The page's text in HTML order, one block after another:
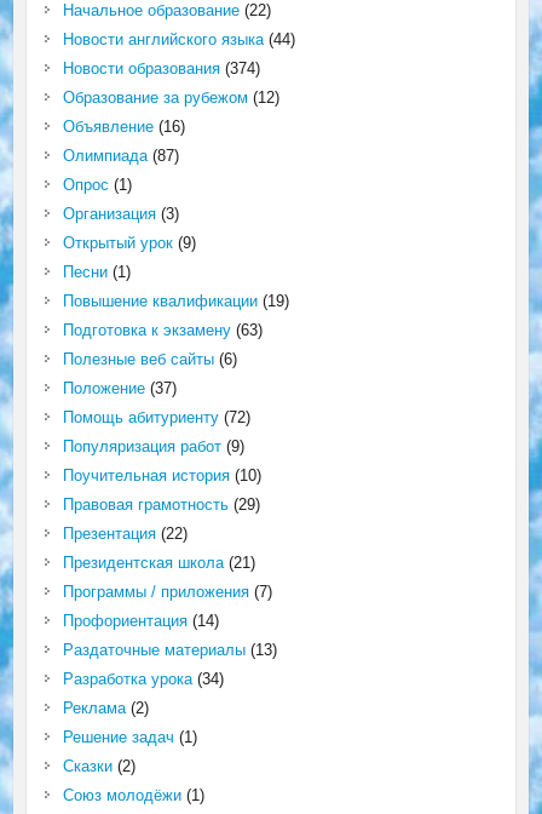
Начальное образование(22)
Новости английского языка(44)
Новости образования(374)
Образование за рубежом (12)
Объявление(16)
Олимпиада(87)
Опрос (1)
Организация(3)
Открытый урок(9)
Песни(1)
Повышение квалификации(19)
Подготовка к экзамену(63)
Полезные веб сайты(6)
Положение(37)
Помощь абитуриенту(72)
Популяризация работ(9)
Поучительная история(10)
Правовая грамотность(29)
Презентация(22)
Президентская школа(21)
Программы / приложения(7)
Профориентация(14)
Раздаточные материалы(13)
Разработка урока(34)
Реклама(2)
Решение задач (1)
Сказки(2)
Союз молодёжи(1)